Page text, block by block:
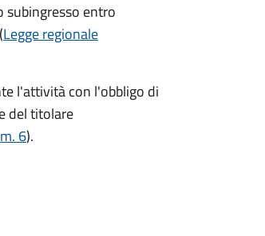
subingresso entro
Legge regionale
l'attività con l'obbligo di
del titolare
6).